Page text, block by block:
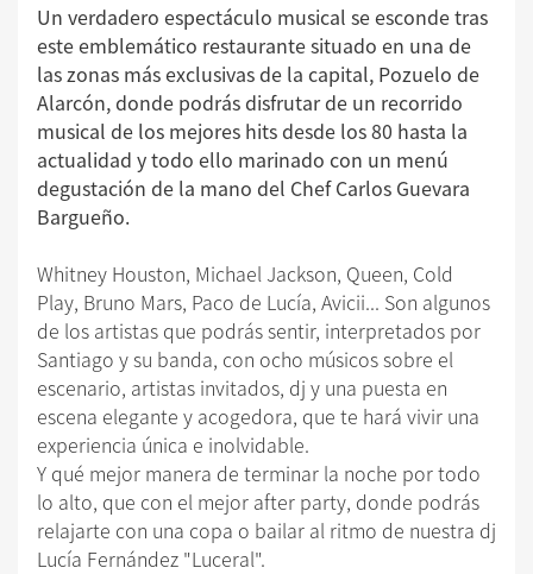
Un verdadero espectáculo musical se esconde tras
este emblemático restaurante situado en una de
las zonas más exclusivas de la capital, Pozuelo de
Alarcón, donde podrás disfrutar de un recorrido
musical de los mejores hits desde los 80 hasta la
actualidad y todo ello marinado con un menú
degustación de la mano del Chef Carlos Guevara
Bargueño.
Whitney Houston, Michael Jackson, Queen, Cold
Play, Bruno Mars, Paco de Lucía, Avicii... Son algunos
de los artistas que podrás sentir, interpretados por
Santiago y su banda, con ocho músicos sobre el
escenario, artistas invitados, dj y una puesta en
escena elegante y acogedora, que te hará vivir una
experiencia única e inolvidable.
Y qué mejor manera de terminar la noche por todo
lo alto, que con el mejor after party, donde podrás
relajarte con una copa o bailar al ritmo de nuestra dj
Lucía Fernández "Luceral".